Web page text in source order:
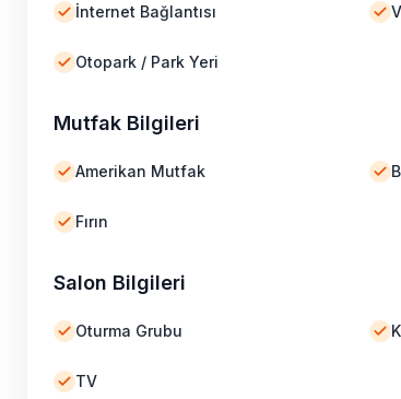
İnternet Bağlantısı
Otopark / Park Yeri
Mutfak Bilgileri
Amerikan Mutfak
Fırın
Salon Bilgileri
Oturma Grubu
TV